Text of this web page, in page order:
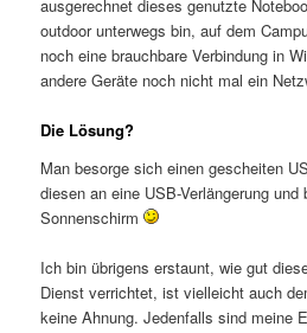
ausgerechnet dieses genutzte
outdoor unterwegs bin, auf dem
noch eine brauchbare Verbindung in
andere Geräte noch nicht mal ein
Die Lösung?
Man besorge sich einen gescheiten
diesen an eine USB-Verlängerung
Sonnenschirm
Ich bin übrigens erstaunt, wie gut
Dienst verrichtet, ist vielleicht auch
keine Ahnung. Jedenfalls sind meine